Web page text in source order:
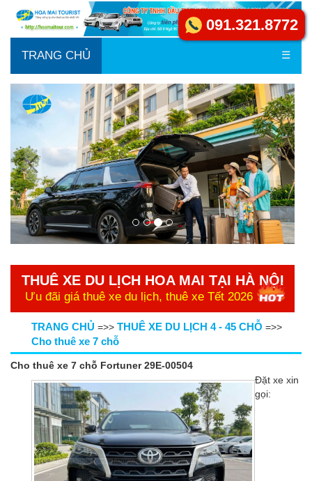
TRANG CHỦ ☰
THUÊ XE DU LỊCH HOA MAI TẠI HÀ NỘI
Ưu đãi giá thuê xe du lịch, thuê xe Tết 2026
TRANG CHỦ =>> THUÊ XE DU LỊCH 4 - 45 CHỖ =>>
Cho thuê xe 7 chỗ
Cho thuê xe 7 chỗ Fortuner 29E-00504
Đặt xe xin
gọi:
091.321.8772